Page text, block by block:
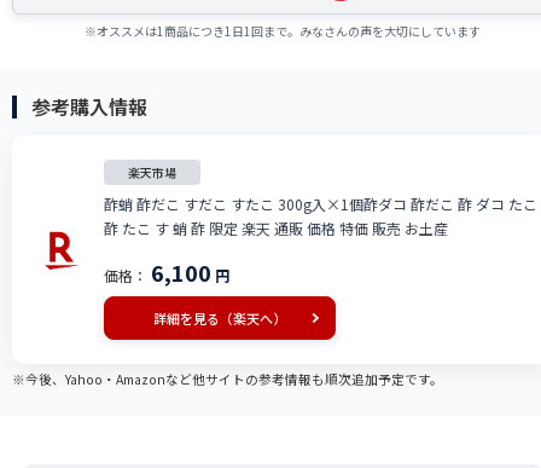
※オススメは1商品につき1日1回まで。みなさんの声を大切にしています
参考購入情報
楽天市場
酢蛸 酢だこ すだこ すたこ 300g入×1個酢ダコ 酢だこ 酢 ダコ たこ
酢 たこ す 蛸 酢 限定 楽天 通販 価格 特価 販売 お土産
価格： 6,100 円
詳細を見る（楽天へ）
※今後、Yahoo・Amazonなど他サイトの参考情報も順次追加予定です。